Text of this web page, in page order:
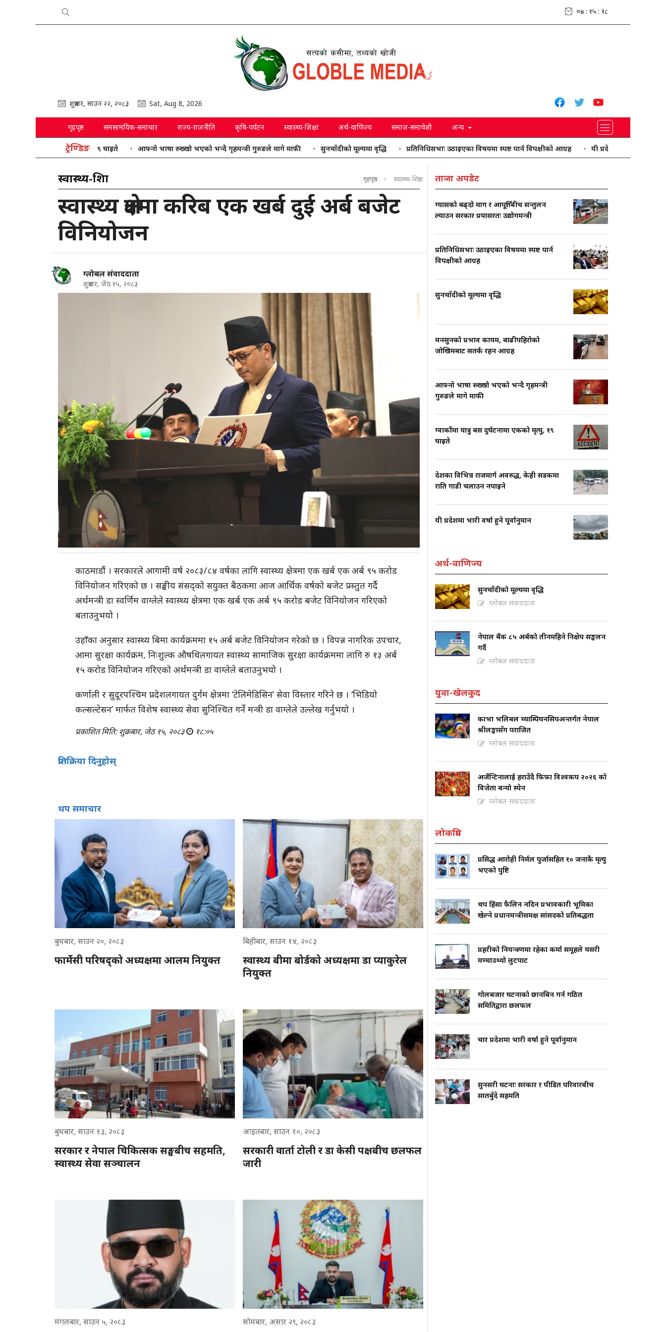
०७ : १५ : १९
शुक्रबार, साउन २२, २०८३ Sat, Aug 8, 2026
गृहपृष्ठ समसामयिक-समाचार राज्य-राजनीति कृषि-पर्यटन स्वास्थ्य-शिक्षा अर्थ-वाणिज्य समाज-समावेशी अन्य
ट्रेण्डिङ आफ्नो भाषा रुख्खो भएको भन्दै गृहमन्त्री गुरुङले मागे माफी सुनचाँदीको मूल्यमा वृद्धि प्रतिनिधिसभाः उठाइएका विषयमा स्पष्ट पार्न विपक्षीको आग्रह यी प्रदेशमा भारी वर्षा हुने पूर्वानुमान
स्वास्थ्य-शिक्षा गृहपृष्ठ स्वास्थ्य-शिक्षा
स्वास्थ्य क्षेत्रमा करिब एक खर्ब दुई अर्ब बजेट
विनियोजन
ग्लोबल संवाददाता
शुक्रबार, जेठ १५, २०८३
काठमाडौं । सरकारले आगामी वर्ष २०८३/८४ वर्षका लागि स्वास्थ्य क्षेत्रमा एक खर्ब एक अर्ब ९५ करोड
विनियोजन गरिएको छ । सङ्घीय संसद्को सयुक्त बैठकमा आज आर्थिक वर्षको बजेट प्रस्तुत गर्दै
अर्थमन्त्री डा स्वर्णिम वाग्लेले स्वास्थ्य क्षेत्रमा एक खर्ब एक अर्ब ९५ करोड बजेट विनियोजन गरिएको
बताउनुभयो ।
उहाँका अनुसार स्वास्थ्य बिमा कार्यक्रममा १५ अर्ब बजेट विनियोजन गरेको छ । विपन्न नागरिक उपचार,
आमा सुरक्षा कार्यक्रम, निःशुल्क औषधिलगायत स्वास्थ्य सामाजिक सुरक्षा कार्यक्रममा लागि रु १३ अर्ब
१५ करोड विनियोजन गरिएको अर्थमन्त्री डा वाग्लेले बताउनुभयो ।
कर्णाली र सुदूरपश्चिम प्रदेशलगायत दुर्गम क्षेत्रमा ‘टेलिमेडिसिन’ सेवा विस्तार गरिने छ । ‘भिडियो
कल्सल्टेसन’ मार्फत विशेष स्वास्थ्य सेवा सुनिश्चित गर्ने मन्त्री डा वाग्लेले उल्लेख गर्नुभयो ।
प्रकाशित मिति: शुक्रबार, जेठ १५, २०८३ १८:०५
प्रतिक्रिया दिनुहोस्
थप समाचार
बुधबार, साउन २०, २०८३
फार्मेसी परिषद्को अध्यक्षमा आलम नियुक्त
बिहीबार, साउन १४, २०८३
स्वास्थ्य बीमा बोर्डको अध्यक्षमा डा प्याकुरेल
नियुक्त
बुधबार, साउन १३, २०८३
सरकार र नेपाल चिकित्सक सङ्घबीच सहमति,
स्वास्थ्य सेवा सञ्चालन
आइतबार, साउन १०, २०८३
सरकारी वार्ता टोली र डा केसी पक्षबीच छलफल
जारी
मंगलबार, साउन ५, २०८३ सोमबार, असार २९, २०८३
ताजा अपडेट
ग्यासको बढ्दो माग र आपूर्तिबीच सन्तुलन
ल्याउन सरकार प्रयासरतः उद्योगमन्त्री
प्रतिनिधिसभाः उठाइएका विषयमा स्पष्ट पार्न
विपक्षीको आग्रह
सुनचाँदीको मूल्यमा वृद्धि
मनसुनको प्रभाव कायम, बाढीपहिरोको
जोखिमबाट सतर्क रहन आग्रह
आफ्नो भाषा रुख्खो भएको भन्दै गृहमन्त्री
गुरुङले मागे माफी
ग्वार्कोमा यात्रु बस दुर्घटनामा एकको मृत्यु, १९
घाइते
देशका विभिन्न राजमार्ग अवरुद्ध, केही सडकमा
राति गाडी चलाउन नपाइने
यी प्रदेशमा भारी वर्षा हुने पूर्वानुमान
अर्थ-वाणिज्य
सुनचाँदीको मूल्यमा वृद्धि
ग्लोबल संवाददाता
नेपाल बैंक ८५ अर्बको तीनमहिने निक्षेप सङ्कलन
गर्दै
ग्लोबल संवाददाता
युवा-खेलकुद
काभा भलिबल च्याम्पियनसिपअन्तर्गत नेपाल
श्रीलङ्कासँग पराजित
ग्लोबल संवाददाता
अर्जेन्टिनालाई हराउँदै फिफा विश्वकप २०२६ को
विजेता बन्यो स्पेन
ग्लोबल संवाददाता
लोकप्रिय
प्रसिद्ध आरोही निर्मल पुर्जासहित १० जनाकै मृत्यु
भएको पुष्टि
थप हिंसा फैलिन नदिन प्रभावकारी भूमिका
खेल्ने प्रधानमन्त्रीसमक्ष सांसदको प्रतिबद्धता
प्रहरीको नियन्त्रणमा रहेका कर्मा समूहले यसरी
मच्चाउथ्यो लुटपाट
गोलबजार घटनाको छानबिन गर्न गठित
समितिद्वारा छलफल
चार प्रदेशमा भारी वर्षा हुने पूर्वानुमान
सुनसरी घटनाः सरकार र पीडित परिवारबीच
सातबुँदे सहमति